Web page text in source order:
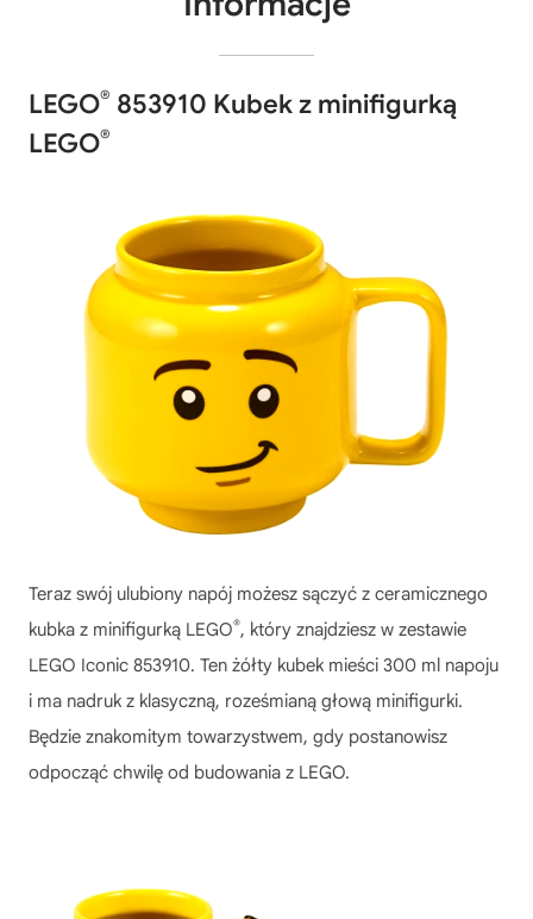
LEGO® 853910 Kubek z minifigurką
LEGO®
Teraz swój ulubiony napój możesz sączyć z ceramicznego
kubka z minifigurką LEGO®, który znajdziesz w zestawie
LEGO Iconic 853910. Ten żółty kubek mieści 300 ml napoju
i ma nadruk z klasyczną, roześmianą głową minifigurki.
Będzie znakomitym towarzystwem, gdy postanowisz
odpocząć chwilę od budowania z LEGO.